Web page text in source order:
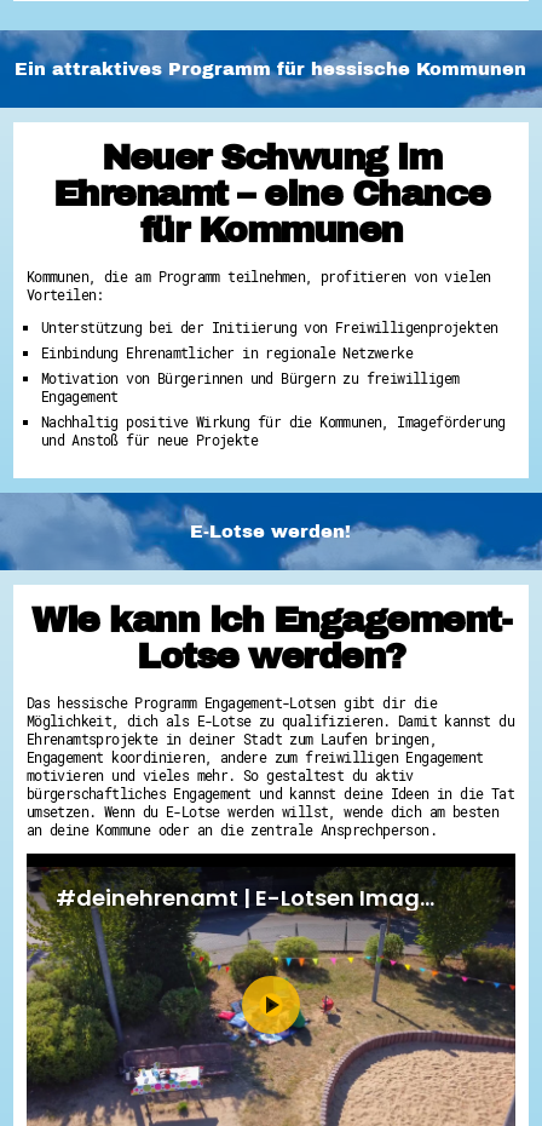
Ein attraktives Programm für hessische Kommunen
Neuer Schwung im
Ehrenamt – eine Chance
für Kommunen
Kommunen, die am Programm teilnehmen, profitieren von vielen
Vorteilen:
Unterstützung bei der Initiierung von Freiwilligenprojekten
Einbindung Ehrenamtlicher in regionale Netzwerke
Motivation von Bürgerinnen und Bürgern zu freiwilligem
Engagement
Nachhaltig positive Wirkung für die Kommunen, Imageförderung
und Anstoß für neue Projekte
E-Lotse werden!
Wie kann ich Engagement-
Lotse werden?
Das hessische Programm Engagement-Lotsen gibt dir die
Möglichkeit, dich als E-Lotse zu qualifizieren. Damit kannst du
Ehrenamtsprojekte in deiner Stadt zum Laufen bringen,
Engagement koordinieren, andere zum freiwilligen Engagement
motivieren und vieles mehr. So gestaltest du aktiv
bürgerschaftliches Engagement und kannst deine Ideen in die Tat
umsetzen. Wenn du E-Lotse werden willst, wende dich am besten
an deine Kommune oder an die zentrale Ansprechperson.